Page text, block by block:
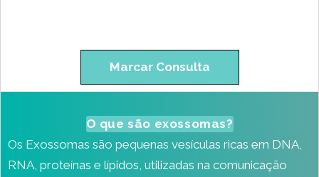
Marcar Consulta
O que são exossomas?
Os Exossomas são pequenas vesículas ricas em DNA,
RNA, proteínas e lípidos, utilizadas na comunicação